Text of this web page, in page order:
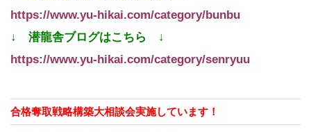
https://www.yu-hikai.com/category/bunbu
↓ 潜龍舎ブログはこちら ↓
https://www.yu-hikai.com/category/senryuu
合格奪取戦略構築大相談会実施しています！